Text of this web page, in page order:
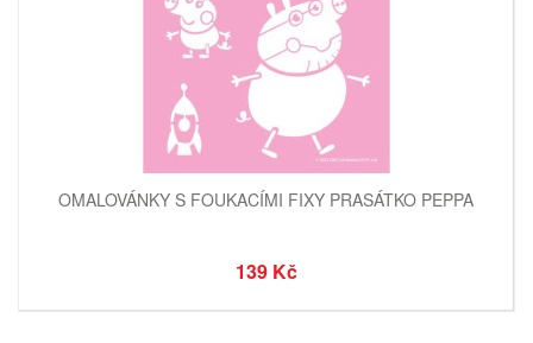
OMALOVÁNKY S FOUKACÍMI FIXY PRASÁTKO PEPPA
139 Kč